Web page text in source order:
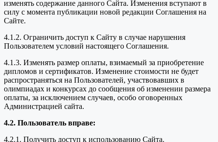
изменять содержание данного Сайта. Изменения вступают в
силу с момента публикации новой редакции Соглашения на
Сайте.
4.1.2. Ограничить доступ к Сайту в случае нарушения
Пользователем условий настоящего Соглашения.
4.1.3. Изменять размер оплаты, взимаемый за приобретение
дипломов и сертификатов. Изменение стоимости не будет
распространяться на Пользователей, участвовавших в
олимпиадах и конкурсах до сообщения об изменении размера
оплаты, за исключением случаев, особо оговоренных
Администрацией сайта.
4.2. Пользователь вправе:
4.2.1. Получить доступ к использованию Сайта.